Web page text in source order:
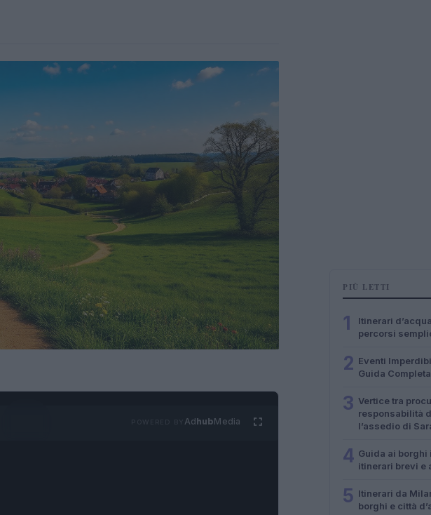
AdhubMedia
PIÙ LETTI
1
Itinerari
percorsi
2 Eventi
Guida
3 Vertice tra
responsabilità
l’assedio di
4 Guida ai
itinerari brevi e
5 Itinerari da
borghi e città